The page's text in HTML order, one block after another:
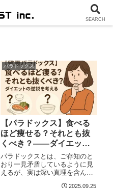
パラドックス
【パラドックス】食べる
ほど痩せる？それとも抜
くべき？――ダイエット
の最大逆説
パラドックスとは、ご存知のと
おり一見矛盾しているように見
えるが、実は深い真理を含んで
2025.09.25
SEARCH